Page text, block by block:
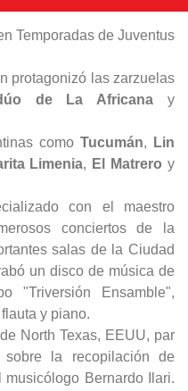
Temporadas de Juventus
protagonizó las zarzuelas
de La Africana
como Tucumán,
Lin
Limenia, El Matrero y
con el maestro
conciertos de la
salas de la Ciudad
un disco de música de
"Triversión Ensamble",
y piano.
North Texas, EEUU, par
la recopilación de
Bernardo Ilari.